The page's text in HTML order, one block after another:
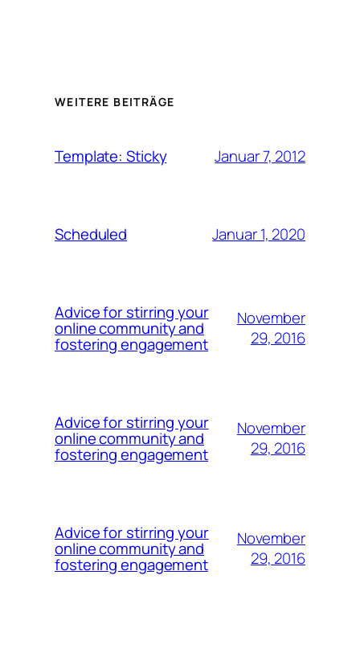
WEITERE BEITRÄGE
Template: Sticky Januar 7, 2012
Scheduled Januar 1, 2020
Advice for stirring your
online community and
fostering engagement
November
29, 2016
Advice for stirring your
online community and
fostering engagement
November
29, 2016
Advice for stirring your
online community and
fostering engagement
November
29, 2016